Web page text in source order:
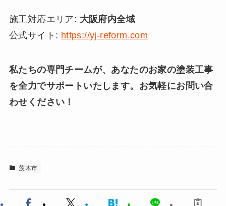
施工対応エリア: 大阪府内全域
公式サイト: https://yj-reform.com
私たちの専門チームが、あなたのお家の塗装工事
を全力でサポートいたします。お気軽にお問い合
わせください！
茨木市